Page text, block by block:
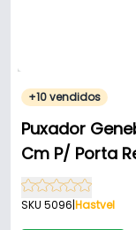
+10 vendidos
Puxador
Cm P/ Porta
SKU 5096|Hastvel